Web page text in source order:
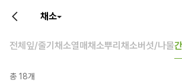
채소
전체 잎/줄기채소열매채소뿌리채소버섯/나물
총 18개